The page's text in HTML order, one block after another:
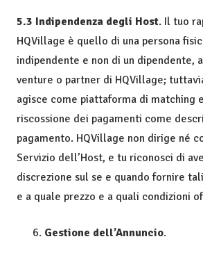
5.3 Indipendenza degli Host. Il tuo
HQVillage è quello di una persona
indipendente e non di un dipendente,
venture o partner di HQVillage;
agisce come piattaforma di matching
riscossione dei pagamenti come
pagamento. HQVillage non dirige né
Servizio dell’Host, e tu riconosci di
discrezione sul se e quando fornire
e a quale prezzo e a quali condizioni
Gestione dell’Annuncio.